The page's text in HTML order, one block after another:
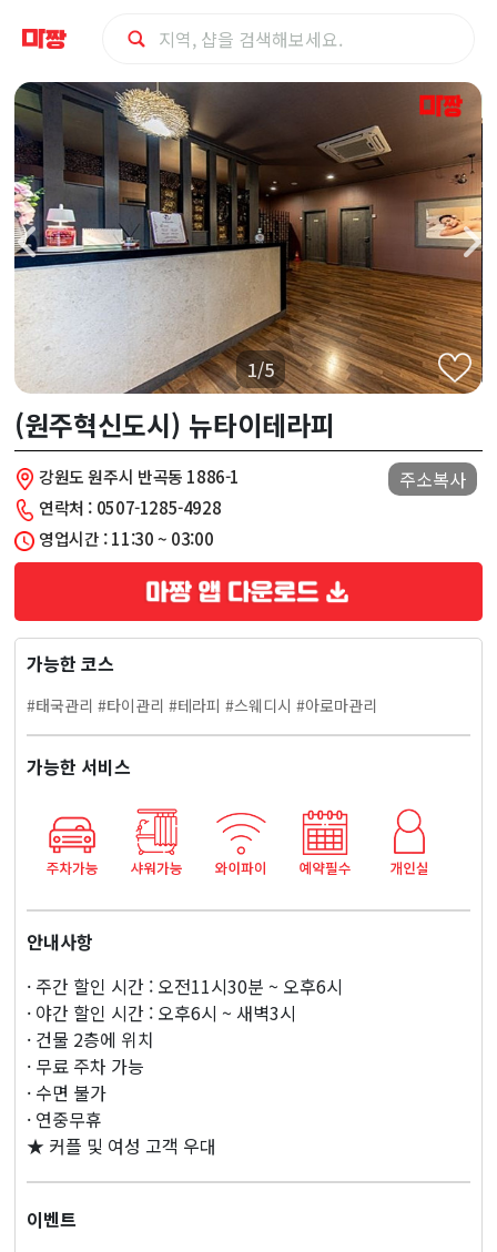
원
주
시
(원
주
혁
신
도
시)
뉴
타
이
테
라
마
사
지
1/5
(원주혁신도시) 뉴타이테라피
강원도 원주시 반곡동 1886-1 주소복사
연락처 : 0507-1285-4928
영업시간 : 11:30 ~ 03:00
가능한 코스
#태국관리 #타이관리 #테라피 #스웨디시 #아로마관리
가능한 서비스
안내사항
· 주간 할인 시간 : 오전11시30분 ~ 오후6시
· 야간 할인 시간 : 오후6시 ~ 새벽3시
· 건물 2층에 위치
· 무료 주차 가능
· 수면 불가
· 연중무휴
★ 커플 및 여성 고객 우대
이벤트